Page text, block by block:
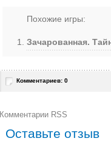
Похожие игры:
Зачарованная.
Комментариев: 0
Комментарии RSS
Оставьте отзыв